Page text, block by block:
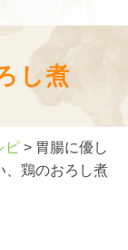
し煮
ピ> 胃腸に優し
、鶏のおろし煮